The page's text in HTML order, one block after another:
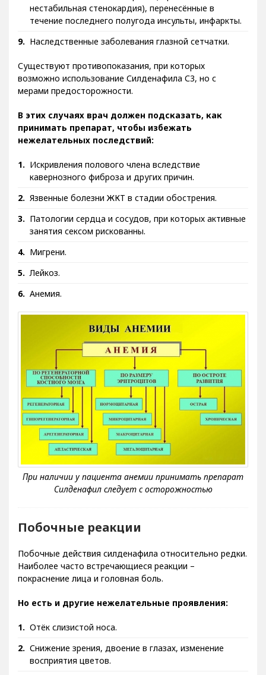
Тяжёлые заболевания сердца (кардиомиопатия,
нестабильная стенокардия), перенесённые в
течение последнего полугода инсульты, инфаркты.
Существуют противопоказания, при которых
возможно использование Силденафила С3, но с
мерами предосторожности.
В этих случаях врач должен подсказать, как
принимать препарат, чтобы избежать
нежелательных последствий:
Искривления полового члена вследствие
кавернозного фиброза и других причин.
Язвенные болезни ЖКТ в стадии обострения.
Патологии сердца и сосудов, при которых активные
занятия сексом рискованны.
Мигрени.
Побочные реакции
Побочные действия силденафила относительно редки.
Наиболее часто встречающиеся реакции –
покраснение лица и головная боль.
Но есть и другие нежелательные проявления:
Снижение зрения, двоение в глазах, изменение
восприятия цветов.